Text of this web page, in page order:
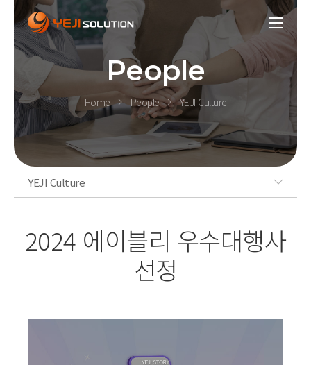
People
Home People YEJI Culture
YEJI Culture
2024 에이블리 우수대행사
선정